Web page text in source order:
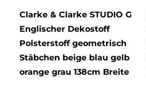
Clarke & Clarke STUDIO G
Englischer Dekostoff
Polsterstoff geometrisch
Stäbchen beige blau gelb
orange grau 138cm Breite